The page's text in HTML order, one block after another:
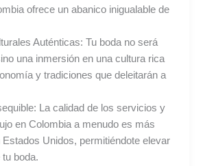
ofrece un abanico inigualable de
Auténticas: Tu boda no será
una inmersión en una cultura rica
y tradiciones que deleitarán a
La calidad de los servicios y
en Colombia a menudo es más
Unidos, permitiéndote elevar
boda.